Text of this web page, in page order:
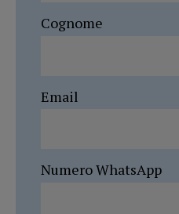
Cognome
Email
Numero WhatsApp